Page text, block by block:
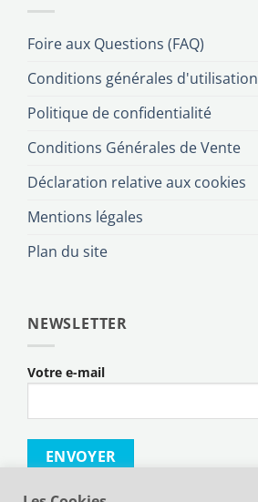
Foire aux Questions (FAQ)
Conditions générales d'utilisation
Politique de confidentialité
Conditions Générales de Vente
Déclaration relative aux cookies
Mentions légales
Plan du site
NEWSLETTER
Votre e-mail